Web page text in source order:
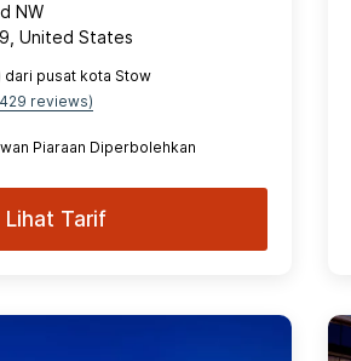
NW
United States
dari pusat kota Stow
reviews)
Piaraan Diperbolehkan
Lihat Tarif